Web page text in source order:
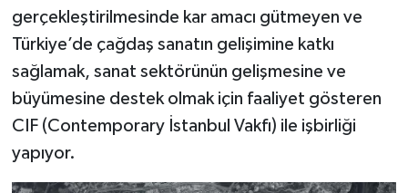
gerçekleştirilmesinde kar amacı gütmeyen ve
Türkiye’de çağdaş sanatın gelişimine katkı
sağlamak, sanat sektörünün gelişmesine ve
büyümesine destek olmak için faaliyet gösteren
CIF (Contemporary İstanbul Vakfı) ile işbirliği
yapıyor.